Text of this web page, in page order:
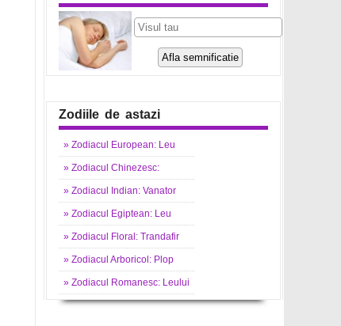
Zodiile de astazi
» Zodiacul European: Leu
» Zodiacul Chinezesc:
» Zodiacul Indian: Vanator
» Zodiacul Egiptean: Leu
» Zodiacul Floral: Trandafir
» Zodiacul Arboricol: Plop
» Zodiacul Romanesc: Leului